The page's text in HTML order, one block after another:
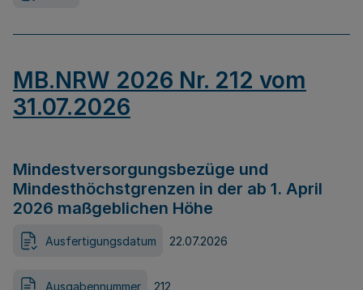
MB.NRW 2026 Nr. 212 vom
31.07.2026
Mindestversorgungsbezüge und
Mindesthöchstgrenzen in der ab 1. April
2026 maßgeblichen Höhe
Ausfertigungsdatum 22.07.2026
Ausgabennummer 212